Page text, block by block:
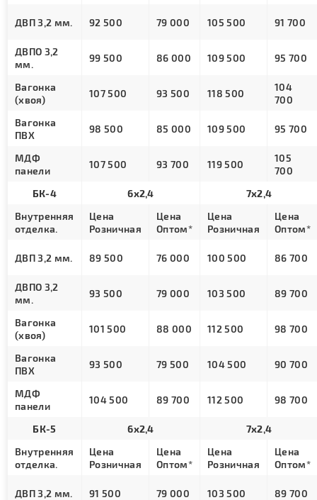
ДВП 3,2 мм. 92 500 79 000 105 500 91 700
ДВПО 3,2
мм.
99 500 86 000 109 500 95 700
Вагонка
(хвоя)
107 500 93 500 118 500
104
700
Вагонка
ПВХ
98 500 85 000 109 500 95 700
МДФ
панели
107 500 93 700 119 500
105
700
БК-4
6х2,4
7х2,4
Внутренняя
отделка.
Цена
Розничная
Цена
Оптом*
Цена
Розничная
Цена
Оптом*
ДВП 3,2 мм. 89 500 76 000 100 500 86 700
ДВПО 3,2
мм.
93 500 79 000 103 500 89 700
Вагонка
(хвоя)
101 500 88 000 112 500 98 700
Вагонка
ПВХ
93 500 79 500 104 500 90 700
МДФ
панели
104 500 89 700 112 500 98 700
БК-5 6х2,4
7х2,4
Внутренняя
отделка.
Цена
Розничная
Цена
Оптом*
Цена
Розничная
Цена
Оптом*
ДВП 3,2 мм. 91 500 79 000 103 500 89 700